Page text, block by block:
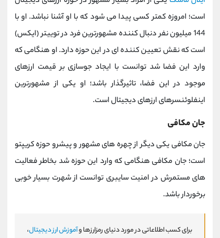
است؛ امروزه کمتر کسی پیدا می شود که با او آشنا نباشد. او با
144 میلیون نفر دنبال کننده مشهورترین فرد در توییتر (ایکس)
است که نقش تعیین کننده ای در این حوزه دارد. او هنگامی که
وارد این فضا شد توانست با ایجاد جوسازی بر قیمت ارزهای
موجود در این فضا، تاثیرگذار باشد؛ او یکی از مشهورترین
اینفلوئنسرهای ارزهای دیجیتال است.
جان مکافی
جان مکافی یکی دیگر از چهره های مشهور و پیشرو حوزه کریپتو
است؛ جان مکافی هنگامی که وارد این حوزه شد بخاطر فعالیت
های مستمرش در امنیت سایبری توانست از شهرت بسیار خوبی
برخوردار باشد.
برای کسب اطلاعاتی در مورد دنیای رمزارزها وآموزش ارز دیجیتال،